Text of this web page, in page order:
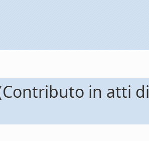
in atti di